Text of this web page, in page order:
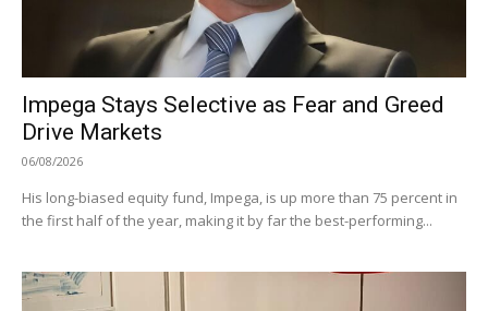
Impega Stays Selective as Fear and Greed
Drive Markets
06/08/2026
His long-biased equity fund, Impega, is up more than 75 percent in
the first half of the year, making it by far the best-performing...